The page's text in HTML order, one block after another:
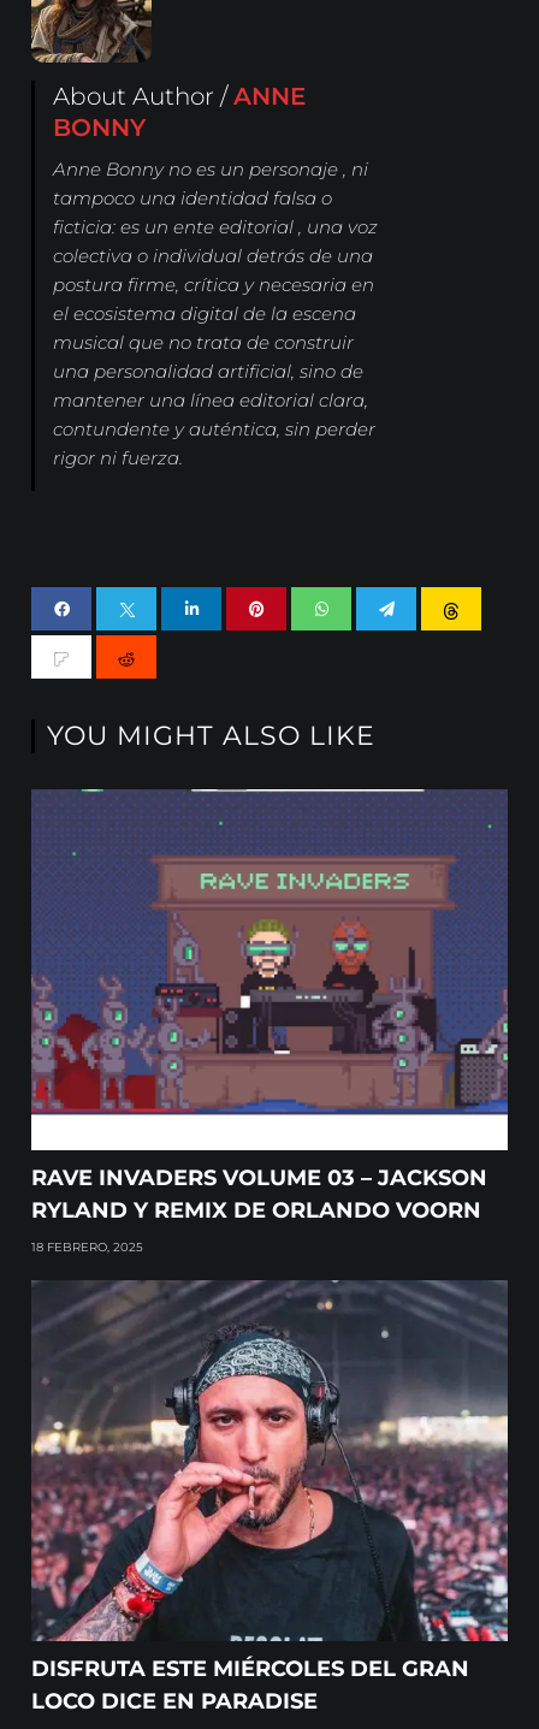
About Author /ANNE
BONNY
Anne Bonny no es un personaje , ni
tampoco una identidad falsa o
ficticia: es un ente editorial , una voz
colectiva o individual detrás de una
postura firme, crítica y necesaria en
el ecosistema digital de la escena
musical que no trata de construir
una personalidad artificial, sino de
mantener una línea editorial clara,
contundente y auténtica, sin perder
rigor ni fuerza.
YOU MIGHT ALSO LIKE
RAVE INVADERS VOLUME 03 – JACKSON
RYLAND Y REMIX DE ORLANDO VOORN
18 FEBRERO, 2025
DISFRUTA ESTE MIÉRCOLES DEL GRAN
LOCO DICE EN PARADISE